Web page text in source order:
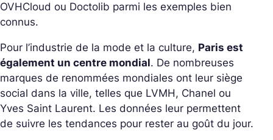
OVHCloud ou Doctolib parmi les exemples bien
connus.
Pour l’industrie de la mode et la culture, Paris est
également un centre mondial. De nombreuses
marques de renommées mondiales ont leur siège
social dans la ville, telles que LVMH, Chanel ou
Yves Saint Laurent. Les données leur permettent
de suivre les tendances pour rester au goût du jour.